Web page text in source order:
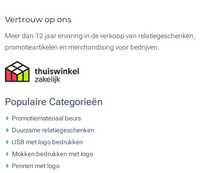
Vertrouw op ons
Meer dan 12 jaar ervaring in de verkoop van relatiegeschenken,
promotieartikelen en merchandising voor bedrijven.
Populaire Categorieën
Promotiemateriaal beurs
Duurzame relatiegeschenken
USB met logo bedrukken
Mokken bedrukken met logo
Pennen met logo